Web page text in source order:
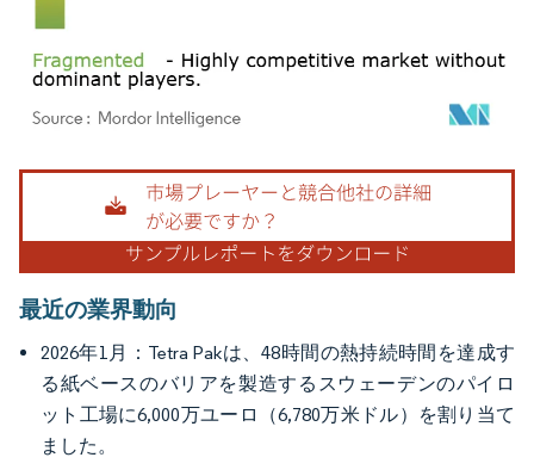
画像 © Mordor Intelligence。再利用にはCC BY 4.0の表示が必要です。
最近の業界動向
2026年1月：Tetra Pakは、48時間の熱持続時間を達成す
る紙ベースのバリアを製造するスウェーデンのパイロ
ット工場に6,000万ユーロ（6,780万米ドル）を割り当て
ました。